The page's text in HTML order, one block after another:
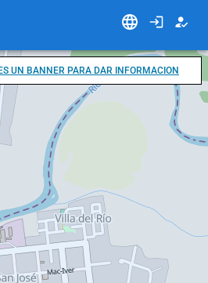
UN BANNER PARA DAR INFORMACION